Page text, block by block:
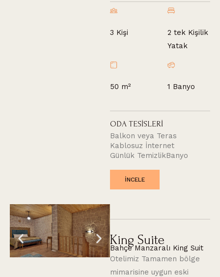
3 Kişi
2 tek Kişilik
Yatak
50 m² 1 Banyo
ODA TESİSLERİ
Balkon veya Teras
Kablosuz İnternet
Günlük TemizlikBanyo
INCELE
King Suite
Bahçe Manzaralı King Suit
Otelimiz Tamamen bölge
mimarisine uygun eski